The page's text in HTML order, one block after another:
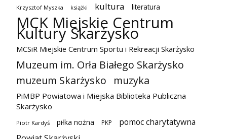
Krzysztof Myszka książki kultura literatura
MCK Miejskie Centrum
Kultury Skarżysko
MCSiR Miejskie Centrum Sportu i Rekreacji Skarżysko
Muzeum im. Orła Białego Skarżysko
muzeum Skarżysko
muzyka
PiMBP Powiatowa i Miejska Biblioteka Publiczna
Skarżysko
Piotr Kardyś piłka nożna PKP
pomoc charytatywna